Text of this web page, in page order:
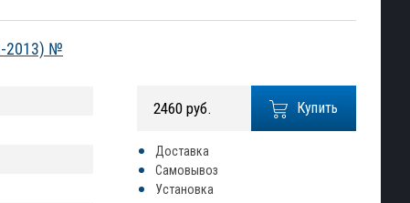
2013) №
Купить
2460 руб.
Доставка
Самовывоз
Установка